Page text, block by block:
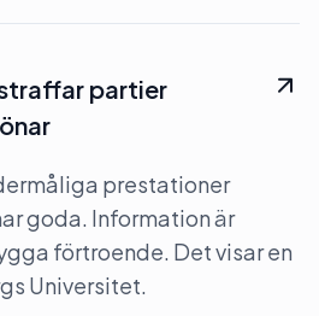
partier
prestationer
goda. Information är
förtroende. Det visar en
Universitet.